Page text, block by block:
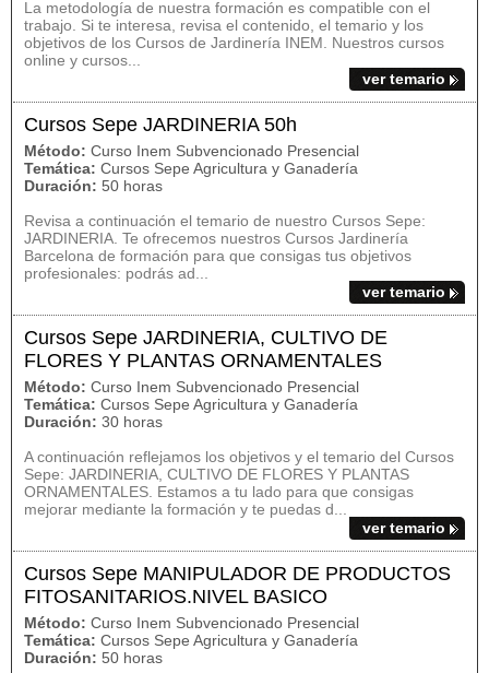
La metodología de nuestra formación es compatible con el
trabajo. Si te interesa, revisa el contenido, el temario y los
objetivos de los Cursos de Jardinería INEM. Nuestros cursos
online y cursos...
ver temario
Cursos Sepe JARDINERIA 50h
Método: Curso Inem Subvencionado Presencial
Temática: Cursos Sepe Agricultura y Ganadería
Duración: 50 horas
Revisa a continuación el temario de nuestro Cursos Sepe:
JARDINERIA. Te ofrecemos nuestros Cursos Jardinería
Barcelona de formación para que consigas tus objetivos
profesionales: podrás ad...
ver temario
Cursos Sepe JARDINERIA, CULTIVO DE
FLORES Y PLANTAS ORNAMENTALES
Método: Curso Inem Subvencionado Presencial
Temática: Cursos Sepe Agricultura y Ganadería
Duración: 30 horas
A continuación reflejamos los objetivos y el temario del Cursos
Sepe: JARDINERIA, CULTIVO DE FLORES Y PLANTAS
ORNAMENTALES. Estamos a tu lado para que consigas
mejorar mediante la formación y te puedas d...
ver temario
Cursos Sepe MANIPULADOR DE PRODUCTOS
FITOSANITARIOS.NIVEL BASICO
Método: Curso Inem Subvencionado Presencial
Temática: Cursos Sepe Agricultura y Ganadería
Duración: 50 horas